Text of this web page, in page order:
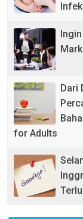
Dari
for Adults